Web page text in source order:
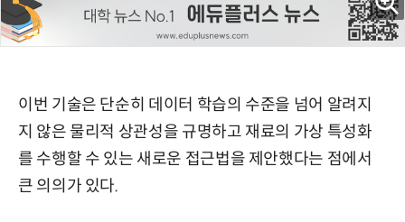
이번 기술은 단순히 데이터 학습의 수준을 넘어 알려지
지 않은 물리적 상관성을 규명하고 재료의 가상 특성화
를 수행할 수 있는 새로운 접근법을 제안했다는 점에서
큰 의의가 있다.